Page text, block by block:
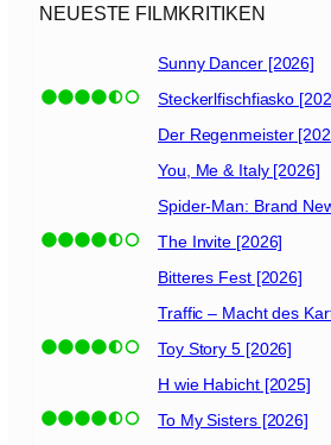
n
7
NEUESTE FILMKRITIKEN
Sunny Dancer [2026]
Steckerlfischfiasko
Der Regenmeister
You, Me & Italy [2026]
Spider-Man: Brand
The Invite [2026]
Bitteres Fest [2026]
Traffic – Macht des
Toy Story 5 [2026]
H wie Habicht [2025]
To My Sisters [2026]